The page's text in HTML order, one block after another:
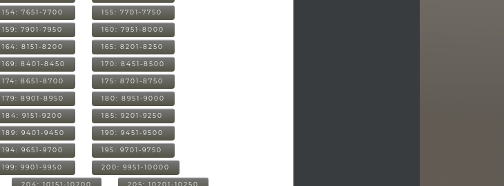
154: 7651-7700 155: 7701-7750
159: 7901-7950 160: 7951-8000
164: 8151-8200 165: 8201-8250
169: 8401-8450 170: 8451-8500
174: 8651-8700 175: 8701-8750
179: 8901-8950 180: 8951-9000
184: 9151-9200 185: 9201-9250
189: 9401-9450 190: 9451-9500
194: 9651-9700 195: 9701-9750
199: 9901-9950 200: 9951-10000
204: 10151-10200 205: 10201-10250